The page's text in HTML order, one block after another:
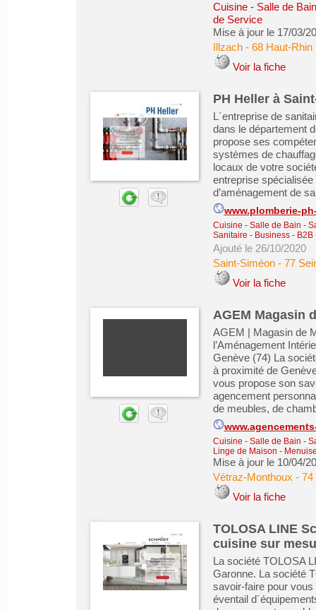
Cuisine - Salle de
de Service
Mise à jour le 17/03/
Illzach- 68 Haut-Rhin
Voir la fiche
PH Heller à
L´entreprise de
dans le département
propose ses
systèmes de
locaux de votre
entreprise
d’aménagement de
www.plomberie-
Cuisine - Salle de Bain -
Sanitaire - Business - B2B
Ajouté le 26/10/2020
Saint-Siméon- 77
Voir la fiche
AGEM Magasin
AGEM | Magasin de
l’Aménagement
Genève (74) La
à proximité de
vous propose son
agencement
de meubles, de
Cuisine - Salle de Bain -
Linge de Maison -
Mise à jour le 10/04/
Vétraz-Monthoux - 74
Voir la fiche
TOLOSA LINE
cuisine sur
La société TOLOSA
Garonne. La société
savoir-faire pour
éventail